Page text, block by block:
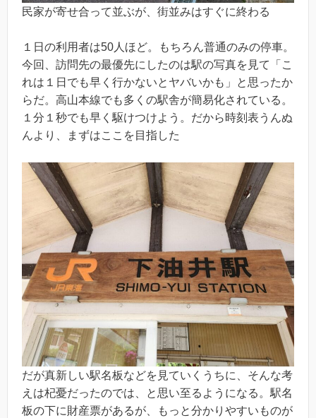
民家が寄せ合って並ぶが、街並みはすぐに終わる
１日の利用者は50人ほど。もちろん普通のみの停車。
今回、訪問先の最優先にしたのは駅の写真を見て「こ
れは１日でも早く行かないとヤバいかも」と思ったか
らだ。高山本線でも多くの駅舎が簡易化されている。
１分１秒でも早く駆けつけよう。だから時刻表うんぬ
んより、まずはここを目指した
だが真新しい駅名板などを見ていくうちに、そんな考
えは杞憂だったのでは、と思い至るようになる。駅名
板の下に財産票があるが、もっと分かりやすいものが